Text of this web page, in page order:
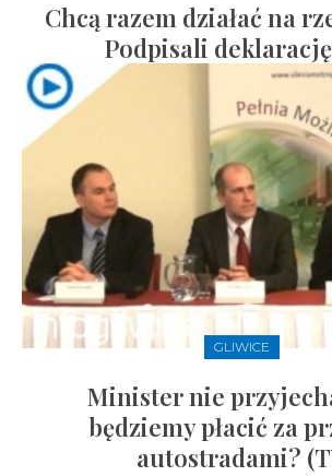
Chcą razem działać na
Podpisali
GLIWICE
Minister nie
będziemy płacić za
autostradami?